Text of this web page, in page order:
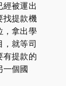
經被運出
找提款機
，拿出學
就等司
有提款的
一個國